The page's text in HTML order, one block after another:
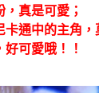
，真是可愛；
通中的主角，
好可愛哦！！